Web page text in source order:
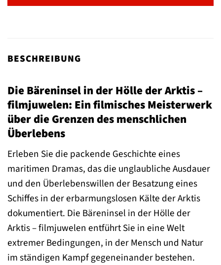
BESCHREIBUNG
Die Bäreninsel in der Hölle der Arktis –
filmjuwelen: Ein filmisches Meisterwerk
über die Grenzen des menschlichen
Überlebens
Erleben Sie die packende Geschichte eines
maritimen Dramas, das die unglaubliche Ausdauer
und den Überlebenswillen der Besatzung eines
Schiffes in der erbarmungslosen Kälte der Arktis
dokumentiert. Die Bäreninsel in der Hölle der
Arktis – filmjuwelen entführt Sie in eine Welt
extremer Bedingungen, in der Mensch und Natur
im ständigen Kampf gegeneinander bestehen.